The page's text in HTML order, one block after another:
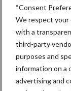
“Consent
We respect your
with a
third-party
purposes and
information on a
advertising and
De relatieve
tegen het totaal
laatste kwartalen
in Limburg. In